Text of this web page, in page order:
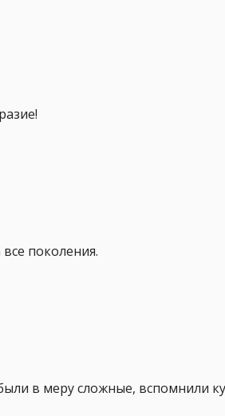
поколения.
в меру сложные, вспомнили